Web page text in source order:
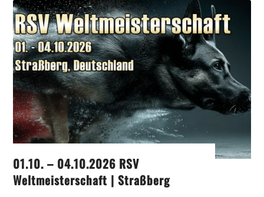
01.10. – 04.10.2026 RSV
Weltmeisterschaft | Straßberg